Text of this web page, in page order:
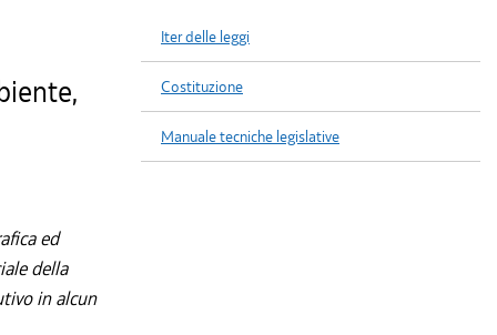
ed
della
in alcun
Iter delle leggi
Costituzione
Manuale tecniche legislative